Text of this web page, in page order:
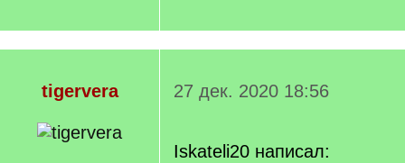
tigervera 27 дек. 2020 18:56
Iskateli20 написал: